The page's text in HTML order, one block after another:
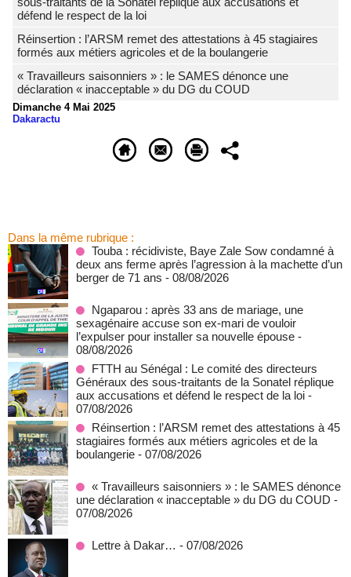
défend le respect de la loi
Réinsertion : l’ARSM remet des attestations à 45 stagiaires
formés aux métiers agricoles et de la boulangerie
« Travailleurs saisonniers » : le SAMES dénonce une
déclaration « inacceptable » du DG du COUD
Dimanche 4 Mai 2025
Dakaractu
Dans la même rubrique :
Touba : récidiviste, Baye Zale Sow condamné à
deux ans ferme après l’agression à la machette d’un
berger de 71 ans - 08/08/2026
Ngaparou : après 33 ans de mariage, une
sexagénaire accuse son ex-mari de vouloir
l’expulser pour installer sa nouvelle épouse -
08/08/2026
FTTH au Sénégal : Le comité des directeurs
Généraux des sous-traitants de la Sonatel réplique
aux accusations et défend le respect de la loi -
07/08/2026
Réinsertion : l’ARSM remet des attestations à 45
stagiaires formés aux métiers agricoles et de la
boulangerie - 07/08/2026
« Travailleurs saisonniers » : le SAMES dénonce
une déclaration « inacceptable » du DG du COUD -
07/08/2026
Lettre à Dakar… - 07/08/2026